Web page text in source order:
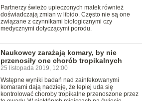
Partnerzy świeżo upieczonych matek również
doświadczają zmian w libido. Często nie są one
związane z czynnikami biologicznymi czy
medycznymi dotyczącymi porodu.
Naukowcy zarażają komary, by nie
przenosiły one chorób tropikalnych
25 listopada 2019, 12:00
Wstępne wyniki badań nad zainfekowanymi
komarami dają nadzieję, że lepiej uda się
kontrolować choroby tropikalne przenoszone przez